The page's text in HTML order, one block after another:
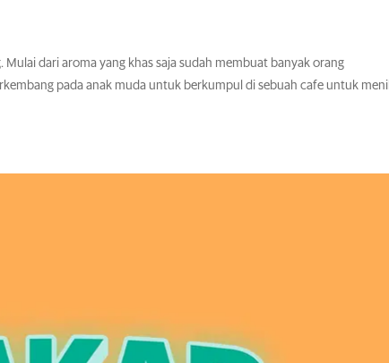
dari aroma yang khas saja sudah membuat banyak orang
pada anak muda untuk berkumpul di sebuah cafe untuk